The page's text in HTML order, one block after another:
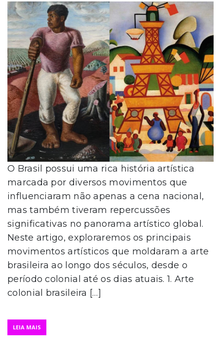
O Brasil possui uma rica história artística
marcada por diversos movimentos que
influenciaram não apenas a cena nacional,
mas também tiveram repercussões
significativas no panorama artístico global.
Neste artigo, exploraremos os principais
movimentos artísticos que moldaram a arte
brasileira ao longo dos séculos, desde o
período colonial até os dias atuais. 1. Arte
colonial brasileira […]
LEIA MAIS